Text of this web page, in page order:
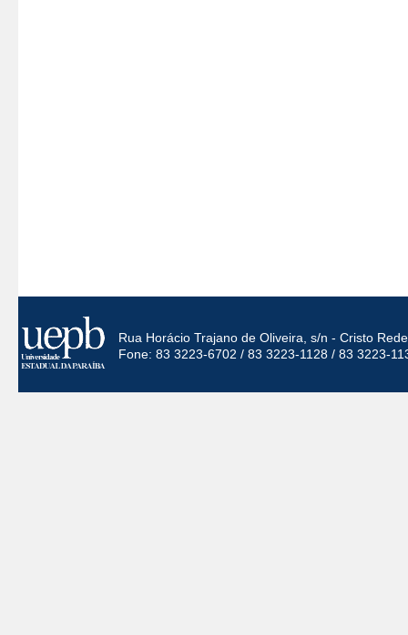
Rua Horácio Trajano de Oliveira, s/n - Cristo
Fone: 83 3223-6702 / 83 3223-1128 / 83 3223-